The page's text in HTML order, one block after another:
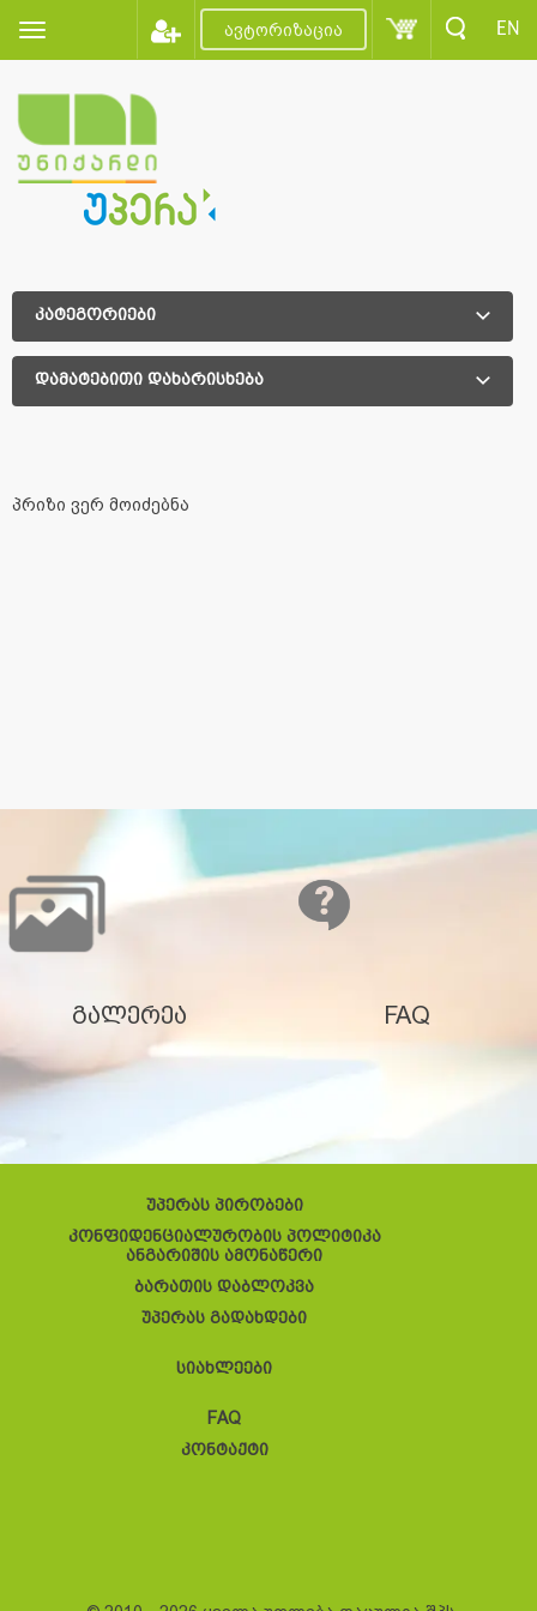
ავტორიზაცია EN
კატეგორიები
დამატებითი დახარისხება
პრიზი ვერ მოიძებნა
გალერეა FAQ
უპერას პირობები
კონფიდენციალურობის პოლიტიკა
ანგარიშის ამონაწერი
ბარათის დაბლოკვა
უპერას გადახდები
სიახლეები
FAQ
კონტაქტი